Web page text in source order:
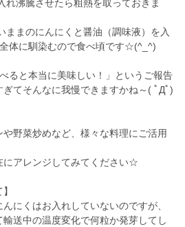
沸騰させたら粗熱を取っておきま
まのにんにくと醤油（調味液）を入
体に馴染むので食べ頃です☆(^_^)
ると本当に美味しい！」というご報告
てそんなに我慢できますかね～( ﾟДﾟ)
野菜炒めなど、様々な料理にご活用
にアレンジしてみてください☆
にくはお入れしていないのですが、
送中の温度変化で何粒か発芽してし